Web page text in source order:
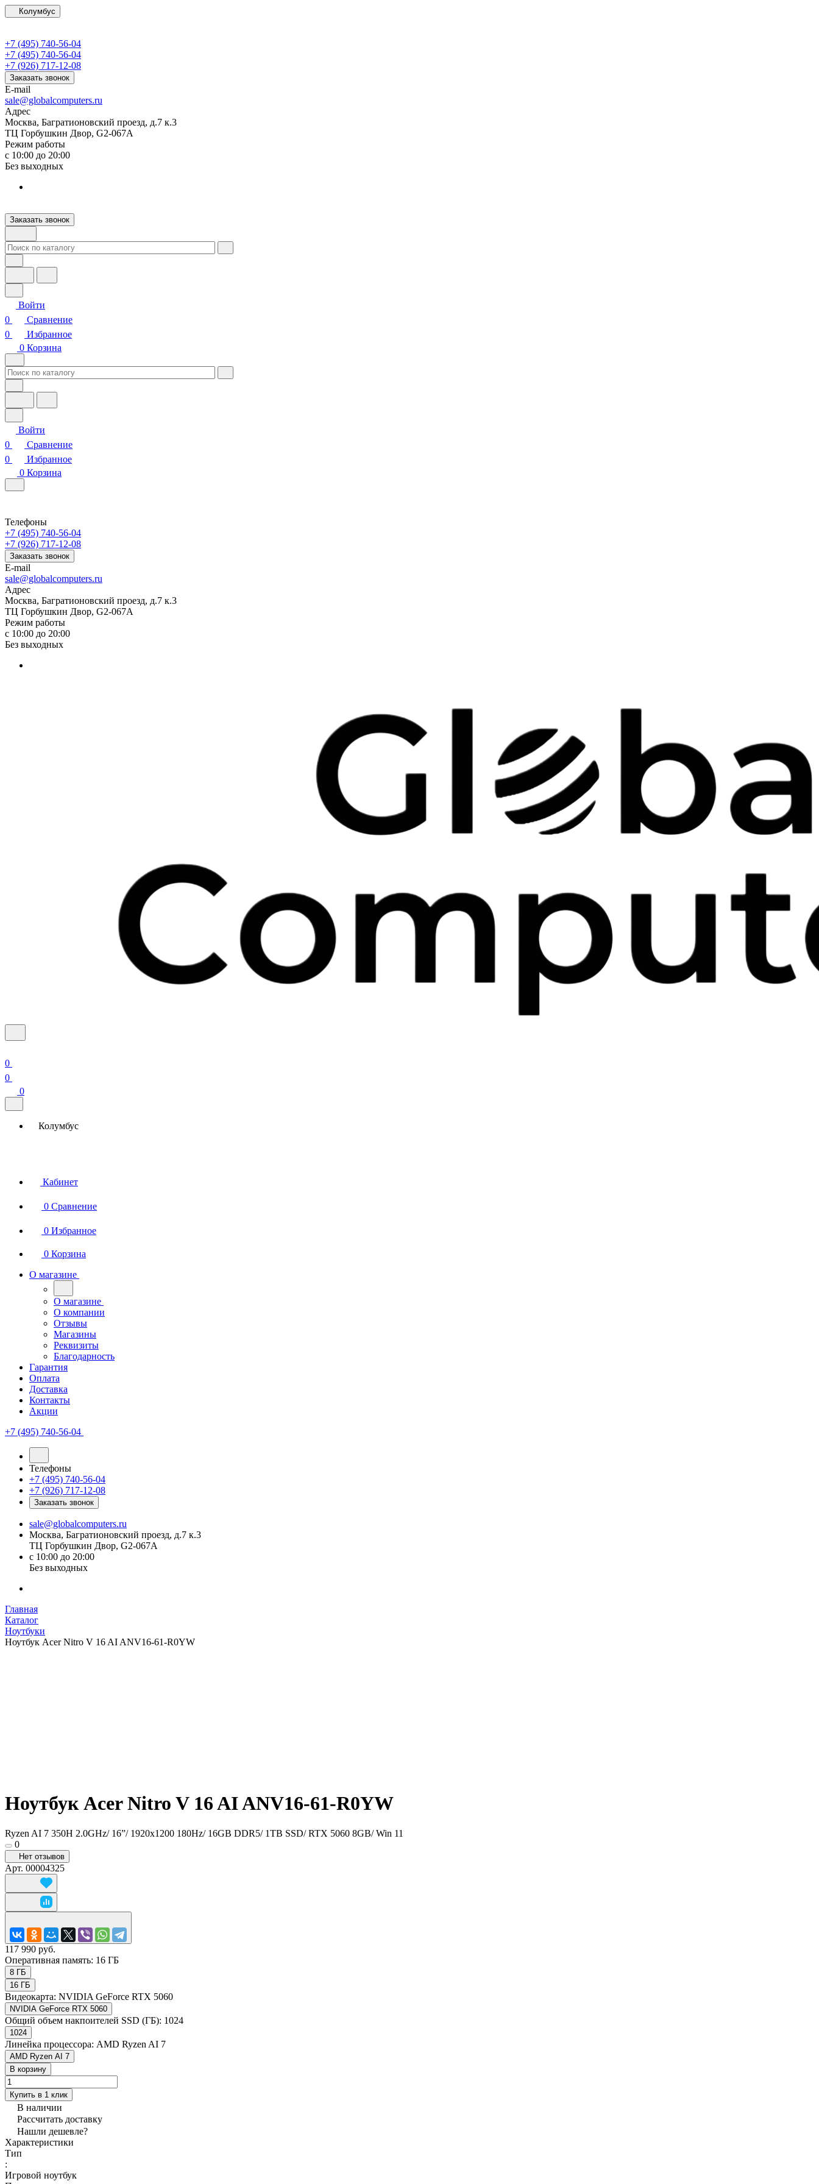
Колумбус
+7 (495) 740-56-04
+7 (495) 740-56-04
+7 (926) 717-12-08
Заказать звонок
E-mail
sale@globalcomputers.ru
Адрес
Москва, Багратионовский проезд, д.7 к.3
ТЦ Горбушкин Двор, G2-067A
Режим работы
с 10:00 до 20:00
Без выходных
Заказать звонок
Войти
0
Сравнение
0
Избранное
0 Корзина
Войти
0
Сравнение
0
Избранное
0 Корзина
Телефоны
+7 (495) 740-56-04
+7 (926) 717-12-08
Заказать звонок
E-mail
sale@globalcomputers.ru
Адрес
Москва, Багратионовский проезд, д.7 к.3
ТЦ Горбушкин Двор, G2-067A
Режим работы
с 10:00 до 20:00
Без выходных
0
0
0
Колумбус
Кабинет
0 Сравнение
0 Избранное
0 Корзина
О магазине
О магазине
О компании
Отзывы
Магазины
Реквизиты
Благодарность
Гарантия
Оплата
Доставка
Контакты
Акции
+7 (495) 740-56-04
Телефоны
+7 (495) 740-56-04
+7 (926) 717-12-08
Заказать звонок
sale@globalcomputers.ru
Москва, Багратионовский проезд, д.7 к.3
ТЦ Горбушкин Двор, G2-067A
с 10:00 до 20:00
Без выходных
Главная
Каталог
Ноутбуки
Ноутбук Acer Nitro V 16 AI ANV16-61-R0YW
Ноутбук Acer Nitro V 16 AI ANV16-61-R0YW
Ryzen AI 7 350H 2.0GHz/ 16”/ 1920x1200 180Hz/ 16GB DDR5/ 1TB SSD/ RTX 5060 8GB/ Win 11
0
Нет отзывов
Арт. 00004325
117 990 руб.
Оперативная память: 16 ГБ
8 ГБ
16 ГБ
Видеокарта: NVIDIA GeForce RTX 5060
NVIDIA GeForce RTX 5060
Общий объем накпоителей SSD (ГБ): 1024
1024
Линейка процессора: AMD Ryzen AI 7
AMD Ryzen AI 7
В корзину
Купить в 1 клик
В наличии
Рассчитать доставку
Нашли дешевле?
Характеристики
Тип
:
Игровой ноутбук